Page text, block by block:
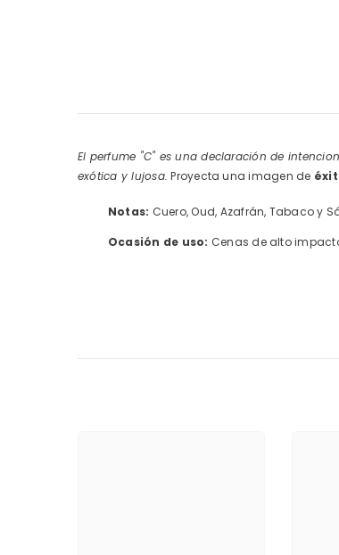
El perfume "C" es una declaración de
exótica y lujosa. Proyecta una imagen de
Notas: Cuero, Oud, Azafrán, Tabaco y
Ocasión de uso: Cenas de alto